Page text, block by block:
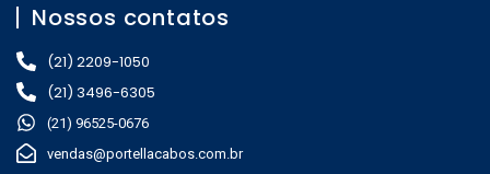
Nossos contatos
(21) 2209-1050
(21) 3496-6305
(21) 96525-0676
vendas@portellacabos.com.br